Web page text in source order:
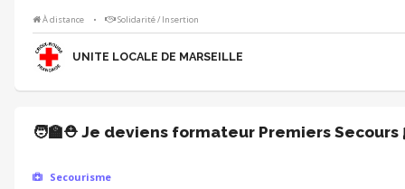
À distance • Solidarité / Insertion
UNITE LOCALE DE MARSEILLE
🧑‍🏫⛑️ Je deviens formateur Premiers Secours
Secourisme